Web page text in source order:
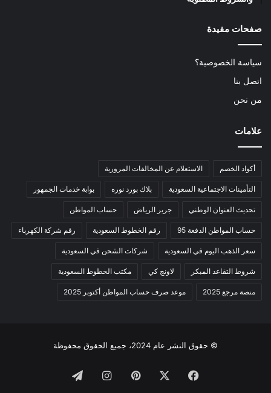
صفحات مفيدة
سياسة الخصوصية؟
اتصل بنا
من نحن
علامات
أكواد الخصم الاستعلام عن المخالفات المرورية
التأمينات الاجتماعية السعودية بلاك بورد نوره بوابة خدمات الجمهور
تحديث العنوان الوطني جرير الرياض حساب المواطن
حساب المواطن الدفعة 95 رقم الخطوط السعودية رقم شركة الكهرباء
سعر الذهب اليوم في السعودية شركات الشحن في السعودية
شروط التقاعد المبكر لاونج كي مكتب الخطوط السعودية
منصة مرجع 2025 موعد صرف حساب المواطن أكتوبر 2025
© حقوق النشر عام 2024، جميع الحقوق محفوظة
فيسبوك بينتيريستانستقرامتيلقرام